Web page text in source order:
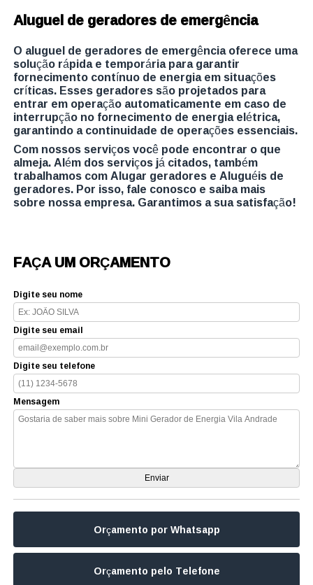
Aluguel de geradores de emergência
O aluguel de geradores de emergência oferece uma
solução rápida e temporária para garantir
fornecimento contínuo de energia em situações
críticas. Esses geradores são projetados para
entrar em operação automaticamente em caso de
interrupção no fornecimento de energia elétrica,
garantindo a continuidade de operações essenciais.
Com nossos serviços você pode encontrar o que
almeja. Além dos serviços já citados, também
trabalhamos com Alugar geradores e Aluguéis de
geradores. Por isso, fale conosco e saiba mais
sobre nossa empresa. Garantimos a sua satisfação!
FAÇA UM ORÇAMENTO
Digite seu nome
Digite seu email
Digite seu telefone
Mensagem
Orçamento por Whatsapp
Orçamento pelo Telefone